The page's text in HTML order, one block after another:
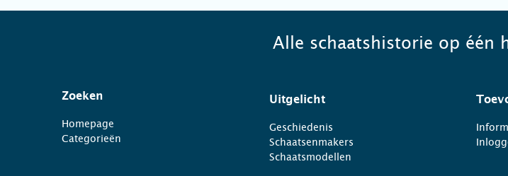
Alle schaatshistorie op één
Zoeken
Homepage
Categorieën
Uitgelicht
Geschiedenis
Schaatsenmakers
Schaatsmodellen